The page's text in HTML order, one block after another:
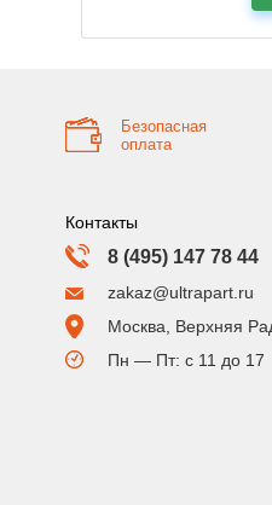
Безопасная
оплата
Контакты
8 (495) 147 78 44
zakaz@ultrapart.ru
Москва, Верхняя
Пн — Пт: с 11 до 17